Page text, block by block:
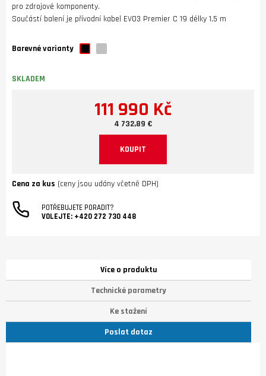
pro zdrojové komponenty.
Součástí balení je přívodní kabel EVO3 Premier C 19 délky 1,5 m
Barevné varianty
SKLADEM
111 990 Kč
4 732,89 €
KOUPIT
Cena za kus (ceny jsou udány včetně DPH)
POTŘEBUJETE PORADIT?
VOLEJTE: +420 272 730 448
Více o produktu
Technické parametry
Ke stažení
Poslat dotaz